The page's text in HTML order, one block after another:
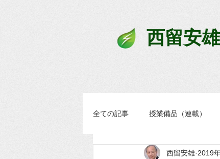
西留安
全ての記事 授業備品（連載）
学習過程スタンダード ま
西留安雄 2019